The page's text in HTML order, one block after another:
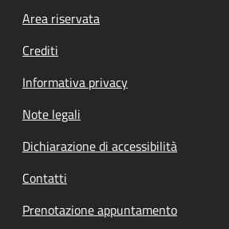
Footer menu
Area riservata
Crediti
Informativa privacy
Note legali
Dichiarazione di accessibilità
Contatti
Prenotazione appuntamento